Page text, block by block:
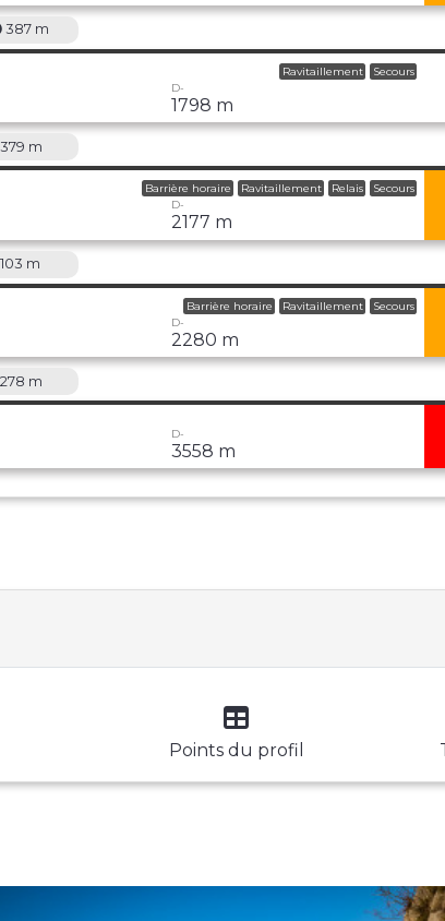
387 m
Ravitaillement Secours
D-
1798 m
379 m
Barrière horaire Ravitaillement Relais Secours
D-
2177 m
103 m
Barrière horaire Ravitaillement Secours
D-
2280 m
m
D-
3558 m
Points du profil